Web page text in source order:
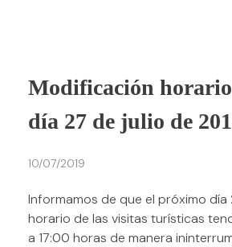
Modificación
día 27 de julio de
10/07/2019
Informamos de que el próximo día
horario de las visitas turísticas
a 17:00 horas de manera